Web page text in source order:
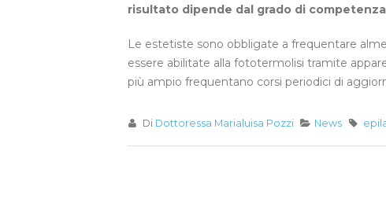
risultato dipende dal grado di
Le estetiste sono obbligate a frequentare
essere abilitate alla fototermolisi tramite
più ampio frequentano corsi periodici di
Di Dottoressa Marialuisa Pozzi News